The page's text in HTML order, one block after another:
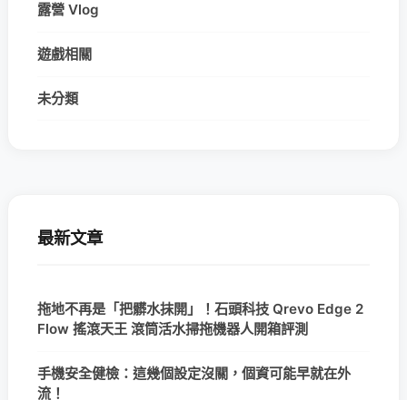
露營 Vlog
遊戲相關
未分類
最新文章
拖地不再是「把髒水抹開」！石頭科技 Qrevo Edge 2
Flow 搖滾天王 滾筒活水掃拖機器人開箱評測
手機安全健檢：這幾個設定沒關，個資可能早就在外
流！